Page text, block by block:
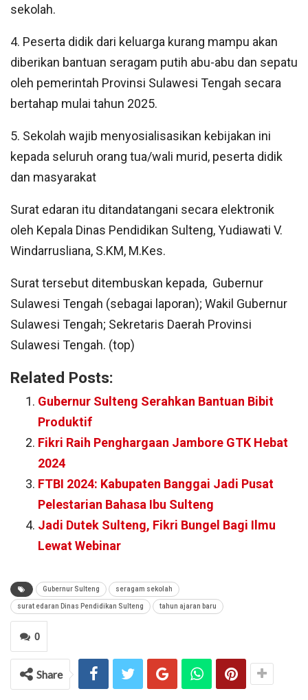
sekolah.
4. Peserta didik dari keluarga kurang mampu akan
diberikan bantuan seragam putih abu-abu dan sepatu
oleh pemerintah Provinsi Sulawesi Tengah secara
bertahap mulai tahun 2025.
5. Sekolah wajib menyosialisasikan kebijakan ini
kepada seluruh orang tua/wali murid, peserta didik
dan masyarakat
Surat edaran itu ditandatangani secara elektronik
oleh Kepala Dinas Pendidikan Sulteng, Yudiawati V.
Windarrusliana, S.KM, M.Kes.
Surat tersebut ditembuskan kepada, Gubernur
Sulawesi Tengah (sebagai laporan); Wakil Gubernur
Sulawesi Tengah; Sekretaris Daerah Provinsi
Sulawesi Tengah. (top)
Related Posts:
Gubernur Sulteng Serahkan Bantuan Bibit
Produktif
Fikri Raih Penghargaan Jambore GTK Hebat
2024
FTBI 2024: Kabupaten Banggai Jadi Pusat
Pelestarian Bahasa Ibu Sulteng
Jadi Dutek Sulteng, Fikri Bungel Bagi Ilmu
Lewat Webinar
Gubernur Sulteng seragam sekolah
surat edaran Dinas Pendidikan Sulteng tahun ajaran baru
0
Share